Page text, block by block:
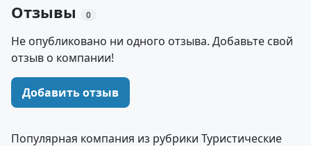
Отзывы 0
Не опубликовано ни одного отзыва. Добавьте свой
отзыв о компании!
Добавить отзыв
Популярная компания из рубрики Туристические